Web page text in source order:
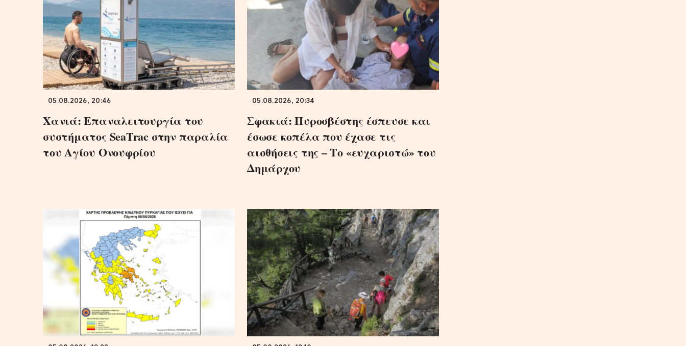
05.08.2026, 20:46
Χανιά: Επαναλειτουργία του
συστήματος SeaTrac στην παραλία
του Αγίου Ονουφρίου
05.08.2026, 20:34
Σφακιά: Πυροσβέστης έσπευσε και
έσωσε κοπέλα που έχασε τις
αισθήσεις της – Το «ευχαριστώ» του
Δημάρχου